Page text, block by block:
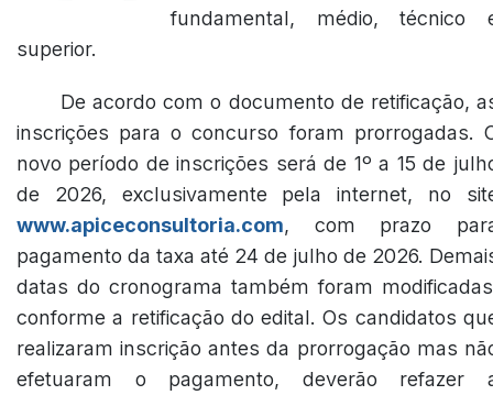
fundamental, médio, técnico
superior.
De acordo com o documento de retificação,
inscrições para o concurso foram prorrogadas.
novo período de inscrições será de 1º a 15 de
de 2026, exclusivamente pela internet, no
www.apiceconsultoria.com, com prazo
pagamento da taxa até 24 de julho de 2026.
datas do cronograma também foram
conforme a retificação do edital. Os candidatos
realizaram inscrição antes da prorrogação mas
efetuaram o pagamento, deverão refazer